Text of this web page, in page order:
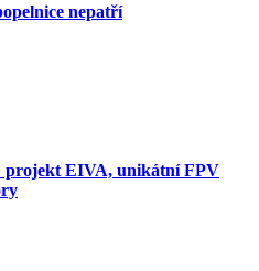
nepatří
projekt EIVA, unikátní FPV